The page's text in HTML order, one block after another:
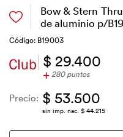
Bow & Stern
de aluminio p/
Código: B19003
$ 29.400
+280 puntos
Precio: $ 53.500
sin imp. nac. $ 44.215